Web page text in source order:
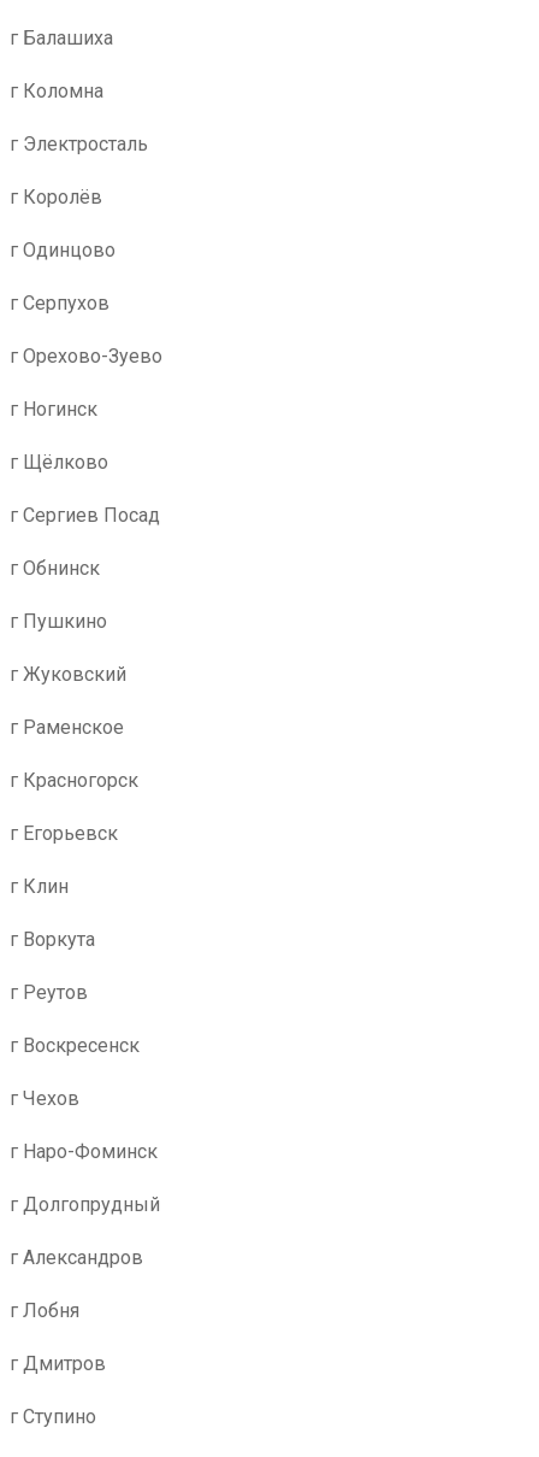
г Балашиха
г Коломна
г Электросталь
г Королёв
г Одинцово
г Серпухов
г Орехово-Зуево
г Ногинск
г Щёлково
г Сергиев Посад
г Обнинск
г Пушкино
г Жуковский
г Раменское
г Красногорск
г Егорьевск
г Клин
г Воркута
г Реутов
г Воскресенск
г Чехов
г Наро-Фоминск
г Долгопрудный
г Александров
г Лобня
г Дмитров
г Ступино